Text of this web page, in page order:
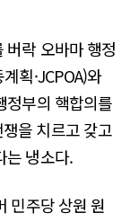
버락 오바마 행정
획·JCPOA)와
정부의 핵합의를
을 치르고 갖고
는 냉소다.
민주당 상원 원